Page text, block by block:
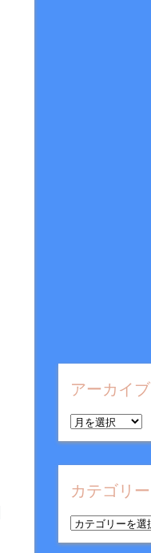
アーカイブ
ア
ー
カ
イ
カテゴリー
カ
テ